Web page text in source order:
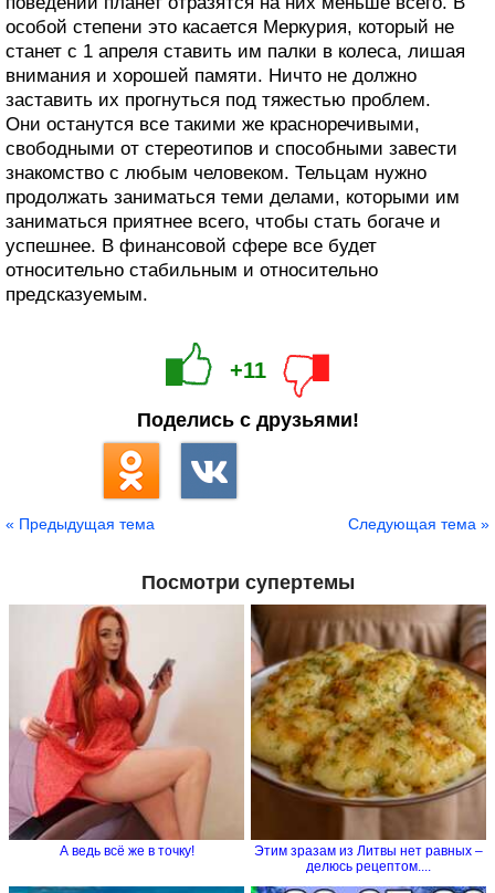
особой степени это касается Меркурия, который не
станет с 1 апреля ставить им палки в колеса, лишая
внимания и хорошей памяти. Ничто не должно
заставить их прогнуться под тяжестью проблем.
Они останутся все такими же красноречивыми,
свободными от стереотипов и способными завести
знакомство с любым человеком. Тельцам нужно
продолжать заниматься теми делами, которыми им
заниматься приятнее всего, чтобы стать богаче и
успешнее. В финансовой сфере все будет
относительно стабильным и относительно
предсказуемым.
+11
Поделись с друзьями!
« Предыдущая тема Следующая тема »
Посмотри супертемы
А ведь всё же в точку!
Этим зразам из Литвы нет равных –
делюсь рецептом....